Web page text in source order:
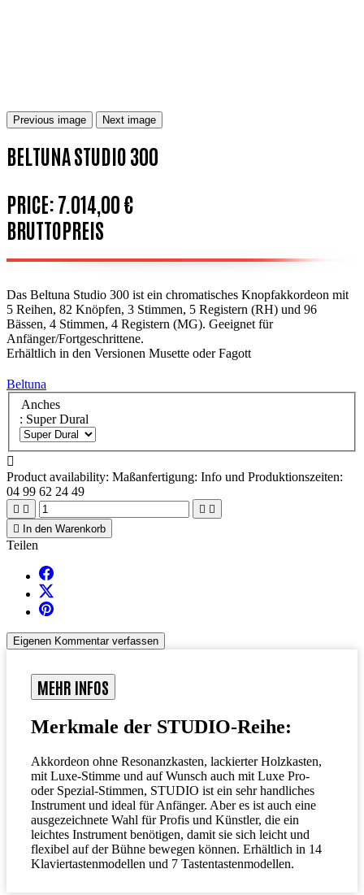
Previous image Next image
BELTUNA STUDIO 300
PRICE:7.014,00 €
BRUTTOPREIS
Das Beltuna Studio 300 ist ein chromatisches Knopfakkordeon mit
5 Reihen, 82 Knöpfen, 3 Stimmen, 5 Registern (RH) und 96
Bässen, 4 Stimmen, 4 Registern (MG). Geeignet für
Anfänger/Fortgeschrittene.
Erhältlich in den Versionen Musette oder Fagott
Beltuna
Anches
: Super Dural

Product availability: Maßanfertigung: Info und Produktionszeiten:
04 99 62 24 49
   

In den Warenkorb
Teilen
Eigenen Kommentar verfassen
MEHR INFOS
Merkmale der STUDIO-Reihe:
Akkordeon ohne Resonanzkasten, lackierter Holzkasten,
mit Luxe-Stimme und auf Wunsch auch mit Luxe Pro-
oder Spezial-Stimmen, STUDIO ist ein sehr handliches
Instrument und ideal für Anfänger. Aber es ist auch eine
ausgezeichnete Wahl für Profis und Künstler, die ein
leichtes Instrument benötigen, damit sie sich leicht und
flexibel auf der Bühne bewegen können. Erhältlich in 14
Klaviertastenmodellen und 7 Tastentastenmodellen.